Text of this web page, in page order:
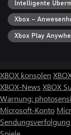
Intelligente
Xbox –
Xbox Play
XBOX konsolen
XBOX-News XBOX
Warnung:
Microsoft-Konto
Sendungsverfolgung